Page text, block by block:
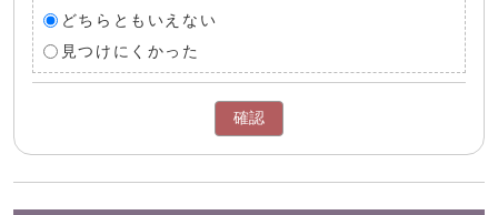
どちらともいえない
見つけにくかった
確認